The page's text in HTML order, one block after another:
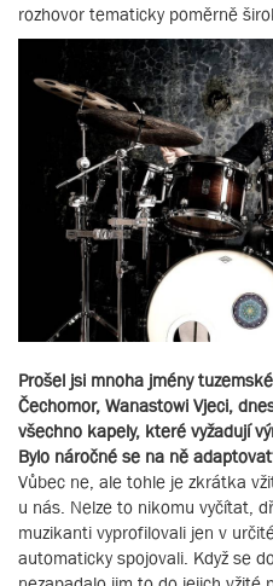
rozhovor tematicky poměrně
Prošel jsi mnoha jmény
Čechomor, Wanastowi Vjeci,
všechno kapely, které vyžadují
Bylo náročné se na ně
Vůbec ne, ale tohle je zkrátka
u nás. Nelze to nikomu vyčítat,
muzikanti vyprofilovali jen v
automaticky spojovali. Když se